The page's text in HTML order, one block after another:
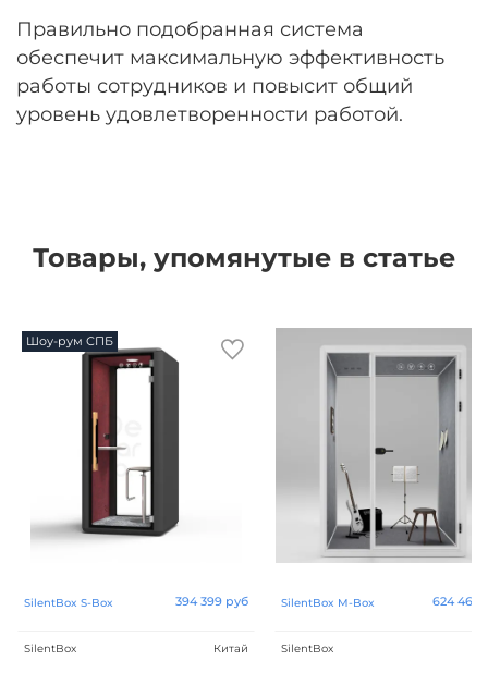
Правильно подобранная система
обеспечит максимальную эффективность
работы сотрудников и повысит общий
уровень удовлетворенности работой.
Товары, упомянутые в статье
Шоу-рум СПБ
SilentBox S-Box 394 399 руб
SilentBox Китай
SilentBox M-Box 624 465
SilentBox